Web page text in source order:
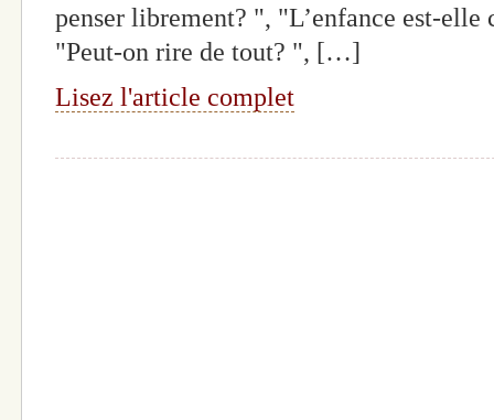
penser librement? ", "L’enfance est-
"Peut-on rire de tout? ", […]
Lisez l'article complet